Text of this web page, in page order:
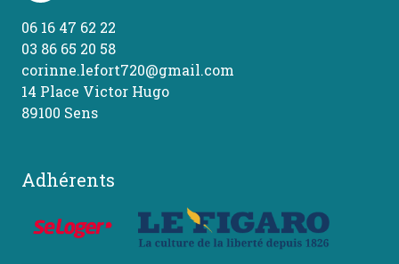
06 16 47 62 22
03 86 65 20 58
corinne.lefort720@gmail.com
14 Place Victor Hugo
89100 Sens
Adhérents